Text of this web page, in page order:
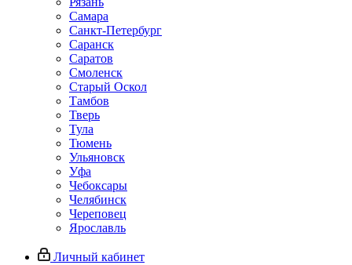
Самара
Санкт‑Петербург
Саранск
Саратов
Смоленск
Старый Оскол
Тамбов
Тверь
Тула
Тюмень
Ульяновск
Уфа
Чебоксары
Челябинск
Череповец
Ярославль
Личный кабинет